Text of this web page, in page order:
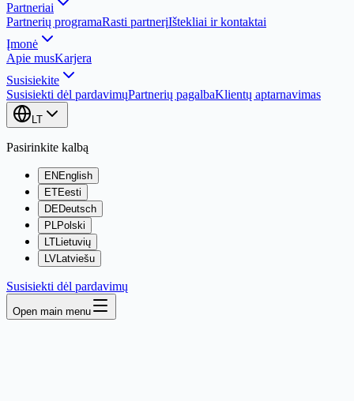
Partneriai
Partnerių programaRasti partnerįIštekliai ir kontaktai
Įmonė
Apie musKarjera
Susisiekite
Susisiekti dėl pardavimųPartnerių pagalbaKlientų aptarnavimas
LT
Pasirinkite kalbą
EN English
ETEesti
DEDeutsch
PLPolski
LTLietuvių
LVLatviešu
Susisiekti dėl pardavimų
Open main menu